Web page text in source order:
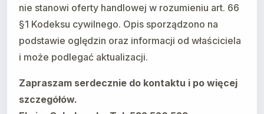
nie stanowi oferty handlowej w rozumieniu art. 66
§1 Kodeksu cywilnego. Opis sporządzono na
podstawie oględzin oraz informacji od właściciela
i może podlegać aktualizacji.
Zapraszam serdecznie do kontaktu i po więcej
szczegółów.